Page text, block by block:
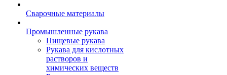
Сварочные материалы
Промышленные рукава
Пищевые рукава
Рукава для кислотных
растворов и
химических веществ